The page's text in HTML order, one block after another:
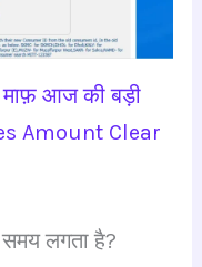
माफ़ आज की बड़ी
Amount Clear
लगता है?